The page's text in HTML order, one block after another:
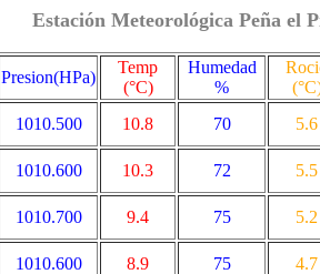
Estación Meteorológica Peña el
Presion(HPa)
Temp
(°C)
Humedad
%
1010.500 10.8 70
5.6
1010.600 10.3 72
5.5
1010.700 9.4 75
5.2
1010.600 8.9 75
4.7